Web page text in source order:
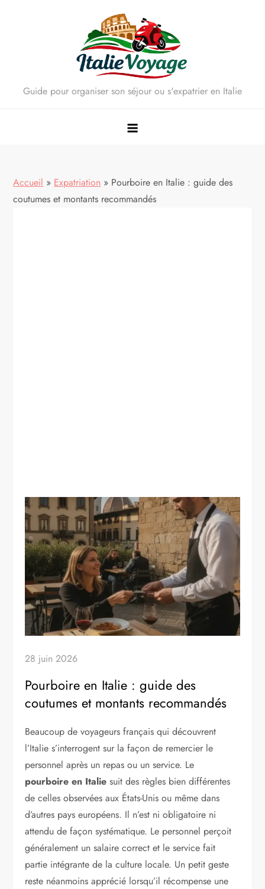
Guide pour organiser son séjour ou s'expatrier en Italie
Accueil » Expatriation » Pourboire en Italie : guide des
coutumes et montants recommandés
28 juin 2026
Pourboire en Italie : guide des
coutumes et montants recommandés
Beaucoup de voyageurs français qui découvrent
l’Italie s’interrogent sur la façon de remercier le
personnel après un repas ou un service. Le
pourboire en Italie suit des règles bien différentes
de celles observées aux États-Unis ou même dans
d’autres pays européens. Il n’est ni obligatoire ni
attendu de façon systématique. Le personnel perçoit
généralement un salaire correct et le service fait
partie intégrante de la culture locale. Un petit geste
reste néanmoins apprécié lorsqu’il récompense une